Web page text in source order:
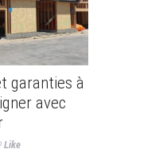
garanties à
avec
Like